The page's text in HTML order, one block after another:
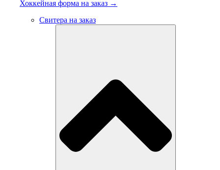
Хоккейная форма на заказ →
Свитера на заказ